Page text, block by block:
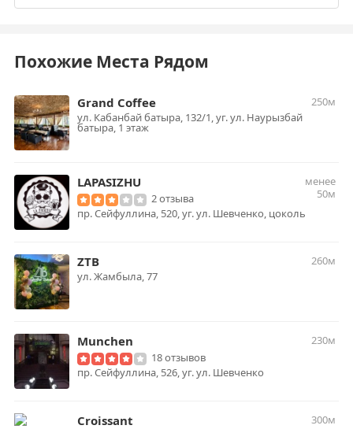
Похожие Места Рядом
Grand Coffee
250м
ул. Кабанбай батыра, 132/1, уг. ул. Наурызбай
батыра, 1 этаж
LAPASIZHU
менее
50м
2 отзыва
пр. Сейфуллина, 520, уг. ул. Шевченко, цоколь
ZTB
260м
ул. Жамбыла, 77
Munchen
230м
18 отзывов
пр. Сейфуллина, 526, уг. ул. Шевченко
Croissant
300м